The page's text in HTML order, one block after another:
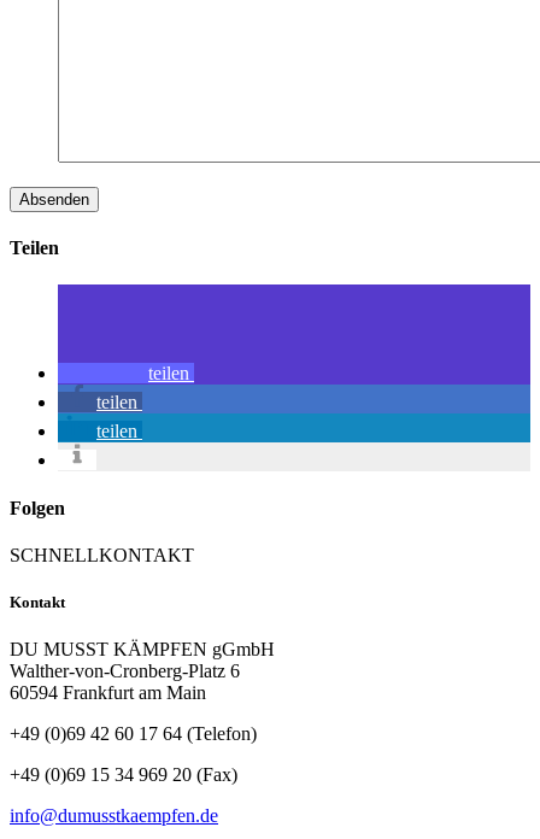
Teilen
teilen
teilen
teilen
Folgen
SCHNELLKONTAKT
Kontakt
DU MUSST KÄMPFEN gGmbH
Walther-von-Cronberg-Platz 6
60594 Frankfurt am Main
+49 (0)69 42 60 17 64 (Telefon)
+49 (0)69 15 34 969 20 (Fax)
info@dumusstkaempfen.de